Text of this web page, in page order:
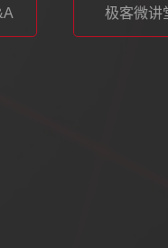
极客微讲